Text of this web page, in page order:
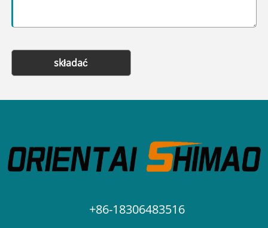
składać
+86-18306483516